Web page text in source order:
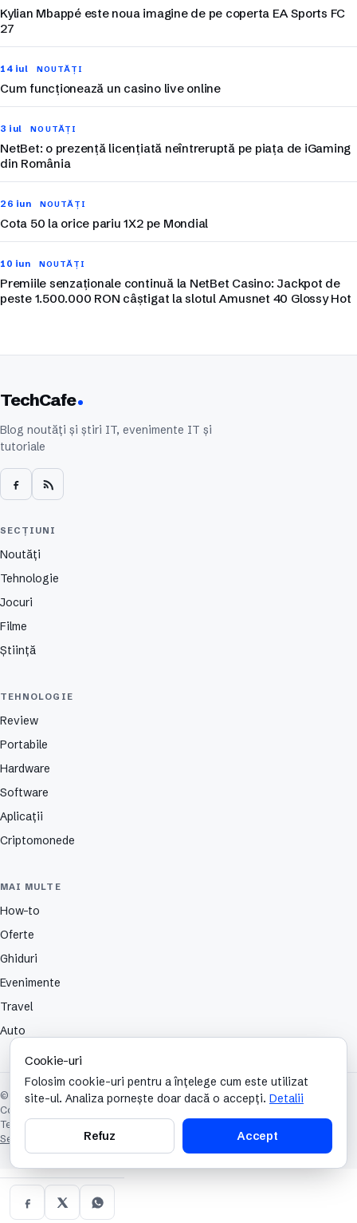
Kylian Mbappé este noua imagine de pe coperta EA Sports FC
27
14 iul NOUTĂȚI
Cum funcționează un casino live online
3 iul NOUTĂȚI
NetBet: o prezență licențiată neîntreruptă pe piața de iGaming
din România
26 iun NOUTĂȚI
Cota 50 la orice pariu 1X2 pe Mondial
10 iun NOUTĂȚI
Premiile senzaționale continuă la NetBet Casino: Jackpot de
peste 1.500.000 RON câștigat la slotul Amusnet 40 Glossy Hot
TechCafe
Blog noutăți și știri IT, evenimente IT și
tutoriale
SECȚIUNI
Noutăți
Tehnologie
Jocuri
Filme
Știință
TEHNOLOGIE
Review
Portabile
Hardware
Software
Aplicații
Criptomonede
MAI MULTE
How-to
Oferte
Ghiduri
Evenimente
Travel
Auto
© 2026 TechCafe. Toate drepturile rezervate.
Contact
Termeni și condiții
Setări cookie-uri
Cookie-uri
Folosim cookie-uri pentru a înțelege cum este utilizat
site-ul. Analiza pornește doar dacă o accepți. Detalii
Refuz Accept